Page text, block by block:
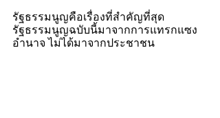
รัฐธรรมนูญคือเรื่องที่สำคัญที่สุด
รัฐธรรมนูญฉบับนี้มาจากการแทรกแซง
อำนาจ ไม่ได้มาจากประชาชน